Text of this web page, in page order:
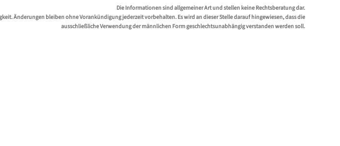
Die Informationen sind allgemeiner Art und stellen keine Rechtsberatung dar.
Änderungen bleiben ohne Vorankündigung jederzeit vorbehalten. Es wird an dieser Stelle darauf hingewiesen, dass die
ausschließliche Verwendung der männlichen Form geschlechtsunabhängig verstanden werden soll.